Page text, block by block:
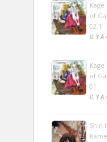
of
02.1
IL Y A
of
01
IL Y A
Shin